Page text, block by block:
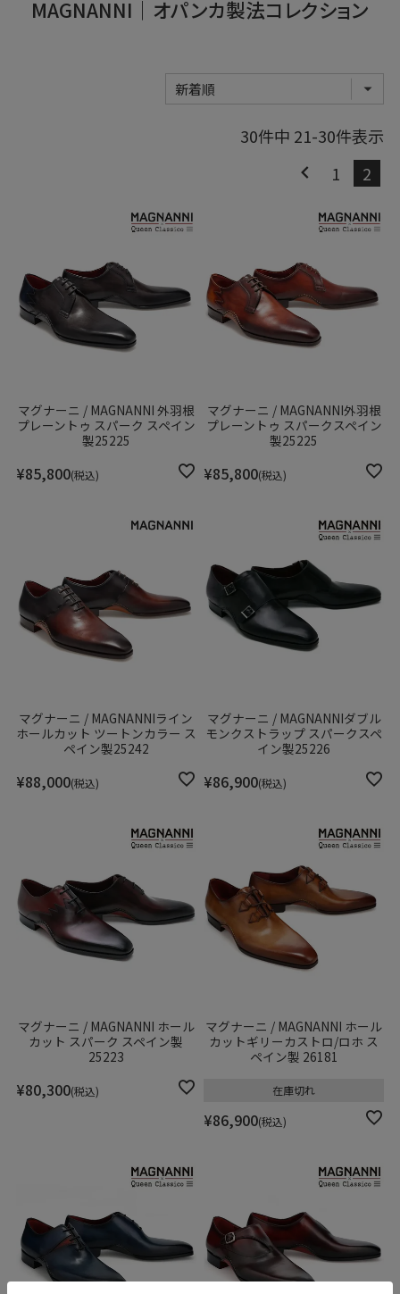
MAGNANNI｜オパンカ製法コレクション
30件中 21-30件表示
1
2
マグナーニ / MAGNANNI 外羽根
プレーントゥ スパーク スペイン
製25225
¥85,800 税込
マグナーニ / MAGNANNI外羽根
プレーントゥ スパークスペイン
製25225
¥85,800 税込
マグナーニ / MAGNANNIライン
ホールカット ツートンカラー ス
ペイン製25242
¥88,000 税込
マグナーニ / MAGNANNIダブル
モンクストラップ スパークスペ
イン製25226
¥86,900 税込
マグナーニ / MAGNANNI ホール
カット スパーク スペイン製
25223
¥80,300 税込
マグナーニ / MAGNANNI ホール
カットギリーカストロ/ロホ ス
ペイン製 26181
¥86,900 税込
在庫切れ